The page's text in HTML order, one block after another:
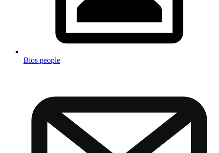
Bios people